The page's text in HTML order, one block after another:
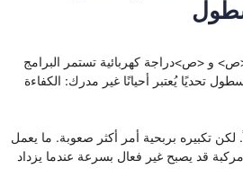
و <ص>دراجة كهربائية تستمر البرامج
تحديًا يُعتبر أحيانًا غير مدرك: الكفاءة
لكن تكبيره بربحية أمر أكثر صعوبة. ما يعمل
لصالح أسطول يتكون من 50 مركبة قد يصبح غير فعال بسرعة عندما يزداد